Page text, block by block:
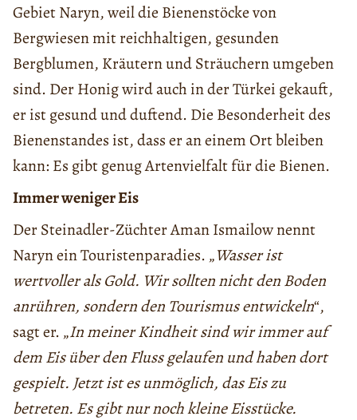
Gebiet Naryn, weil die Bienenstöcke von
Bergwiesen mit reichhaltigen, gesunden
Bergblumen, Kräutern und Sträuchern umgeben
sind. Der Honig wird auch in der Türkei gekauft,
er ist gesund und duftend. Die Besonderheit des
Bienenstandes ist, dass er an einem Ort bleiben
kann: Es gibt genug Artenvielfalt für die Bienen.
Immer weniger Eis
Der Steinadler-Züchter Aman Ismailow nennt
Naryn ein Touristenparadies. „Wasser ist
wertvoller als Gold. Wir sollten nicht den Boden
anrühren, sondern den Tourismus entwickeln“,
sagt er. „In meiner Kindheit sind wir immer auf
dem Eis über den Fluss gelaufen und haben dort
gespielt. Jetzt ist es unmöglich, das Eis zu
betreten. Es gibt nur noch kleine Eisstücke.